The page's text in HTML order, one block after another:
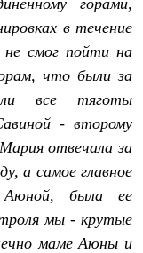
горами,
в течение
смог пойти на
что были за
все тяготы
- второму
отвечала за
а самое главное
Аюной, была ее
мы - крутые
маме Аюны и